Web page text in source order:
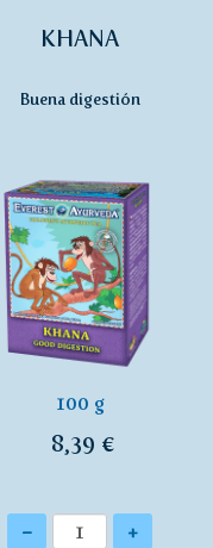
KHANA
Buena digestión
100 g
8,39 €
Cantidad
- +